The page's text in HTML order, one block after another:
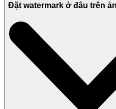
Đặt watermark ở đâu trên